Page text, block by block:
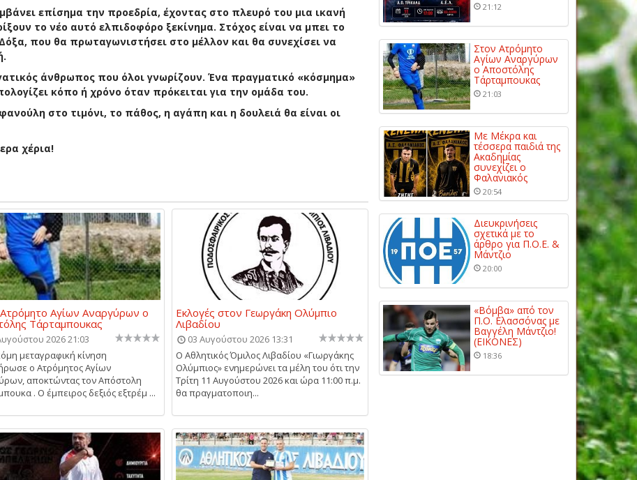
επίσημα την προεδρία, έχοντας στο πλευρό του μια ικανή
το νέο αυτό ελπιδοφόρο ξεκίνημα. Στόχος είναι να μπει το
που θα πρωταγωνιστήσει στο μέλλον και θα συνεχίσει να
άνθρωπος που όλοι γνωρίζουν. Ένα πραγματικό «κόσμημα»
κόπο ή χρόνο όταν πρόκειται για την ομάδα του.
στο τιμόνι, το πάθος, η αγάπη και η δουλειά θα είναι οι
χέρια!
Αγίων Αναργύρων ο
Τάρταμπουκας
2026 21:03
μεταγραφική κίνηση
ο Ατρόμητος Αγίων
αποκτώντας τον Απόστολη
. Ο έμπειρος δεξιός εξτρέμ ...
Εκλογές στον Γεωργάκη Ολύμπιο
Λιβαδίου
03 Αυγούστου 2026 13:31
Ο Αθλητικός Όμιλος Λιβαδίου «Γιωργάκης
Ολύμπιος» ενημερώνει τα μέλη του ότι την
Τρίτη 11 Αυγούστου 2026 και ώρα 11:00 π.μ.
θα πραγματοποιη...
21:12
Στον Ατρόμητο
Αγίων Αναργύρων
ο Αποστόλης
Τάρταμπουκας
21:03
Με Μέκρα και
τέσσερα παιδιά της
Ακαδημίας
συνεχίζει ο
Φαλανιακός
20:54
Διευκρινήσεις
σχετικά με το
άρθρο για Π.Ο.Ε. &
Μάντζιο
20:00
«Βόμβα» από τον
Π.Ο. Ελασσόνας με
Βαγγέλη Μάντζιο!
(ΕΙΚΟΝΕΣ)
18:36